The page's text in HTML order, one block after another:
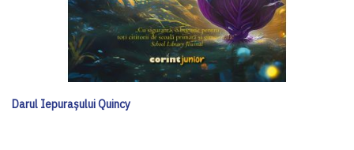
Darul Iepurașului Quincy